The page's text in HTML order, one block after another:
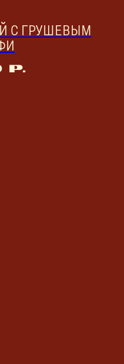
С ГРУШЕВЫМ
р.